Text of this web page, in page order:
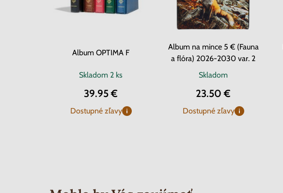
Album OPTIMA F
Skladom 2 ks
39.95 €
Dostupné zľavy
Album na mince 5 € (Fauna
a flóra) 2026-2030 var. 2
Skladom
23.50 €
Dostupné zľavy